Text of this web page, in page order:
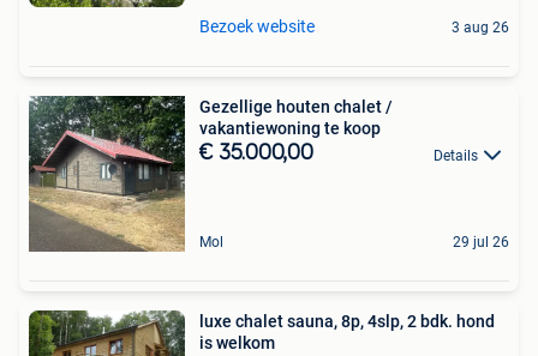
Bezoek website 3 aug 26
Gezellige houten chalet /
vakantiewoning te koop
€ 35.000,00 Details
Mol 29 jul 26
luxe chalet sauna, 8p, 4slp, 2 bdk. hond
is welkom